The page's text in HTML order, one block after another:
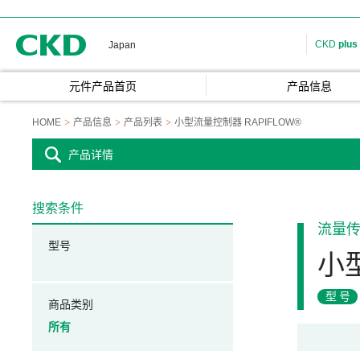
Japan CKD plus
元件产品首页 产品信息
HOME 产品信息 产品列表 小型流量控制器 RAPIFLOW®
产品详情
流量
小
型号
搜索条件
型号
商品类别
所有